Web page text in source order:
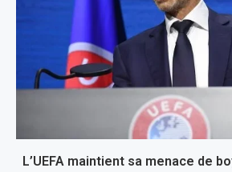
L’UEFA maintient sa menace de